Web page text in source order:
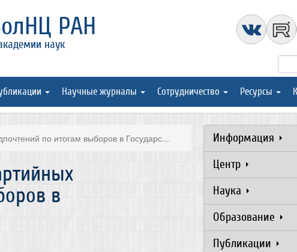
РАН
наук
Научные журналы Сотрудничество Ресурсы
по итогам выборов в Государс...
в
Информация
Центр
Наука
Образование
Публикации